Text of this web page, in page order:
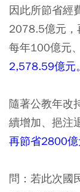
因此所節省經
2078.5億元，
每年100億元
2,578.59億元。
隨著公教年改
續增加、挹注
再節省2800億
問：若此次國